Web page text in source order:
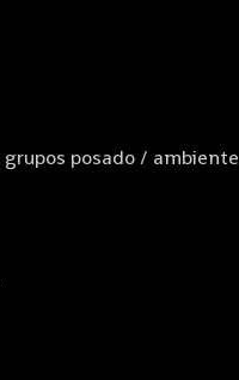
grupos posado / ambiente